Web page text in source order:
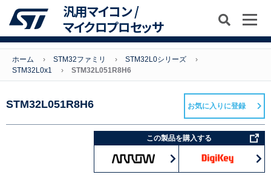
汎用マイコン /
マイクロプロセッサ
ホーム STM32ファミリ
STM32L0シリーズ
STM32L0x1
STM32L051R8H6
STM32L051R8H6
この製品を購入する
お気に入りに登録